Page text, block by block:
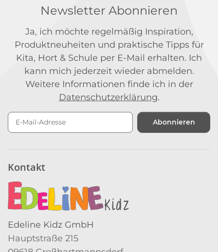
Newsletter Abonnieren
Ja, ich möchte regelmäßig Inspiration,
Produktneuheiten und praktische Tipps für
Kita, Hort & Schule per E-Mail erhalten. Ich
kann mich jederzeit wieder abmelden.
Weitere Informationen finde ich in der
Datenschutzerklärung.
Abonnieren
Kontakt
Edeline Kidz GmbH
Hauptstraße 215